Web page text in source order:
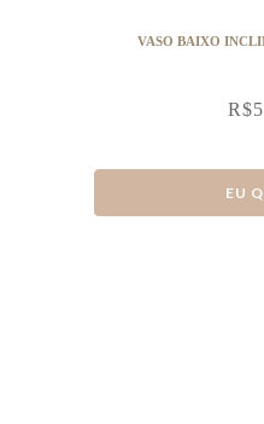
VASO BAIXO
R$
EU